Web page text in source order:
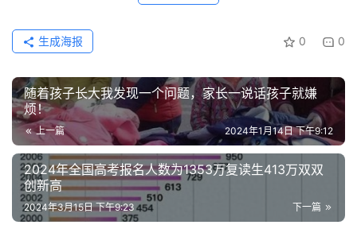
笔
我
的
作
品
教
学
登录
电容器专题
能量与能源  引力势能弹性势能电势能 各种发电机问题
电磁感应和电磁感应定律的应用
机车启动问题与新型动力装置的应用
加速器与推进器
目前已经更新了大部分，正在努力更新剩余部分！黑体字部
0 0
生成海报
随着孩子长大我发现一个问题，家长一说话孩子就嫌
烦！
上一篇 2024年1月14日 下午9:12
2024年全国高考报名人数为1353万复读生413万双双
创新高
下一篇
2024年3月15日 下午9:23